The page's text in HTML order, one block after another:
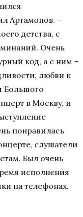
Артамонов. –
детства, с
Очень
код, а с ним –
любви к
Большого
в Москву, и
понравилась
слушатели
Был очень
исполнения
на телефонах.